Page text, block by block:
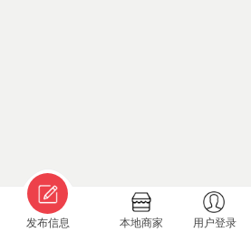
发布信息 本地商家 用户登录